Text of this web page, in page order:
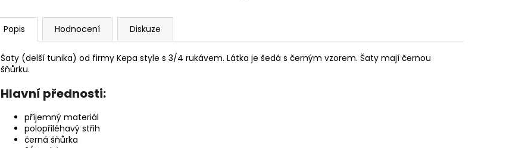
Popis Hodnocení Diskuze
Šaty (delší tunika) od firmy Kepa style s 3/4 rukávem. Látka je šedá s černým vzorem. Šaty mají černou
šňůrku.
Hlavní přednosti:
příjemný materiál
polopřiléhavý střih
černá šňůrka